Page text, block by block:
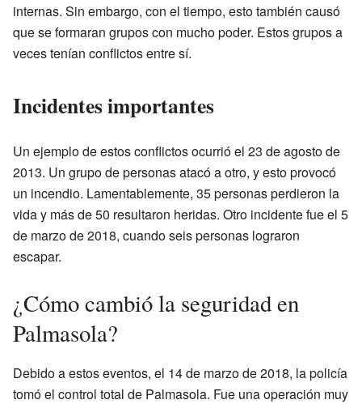
internas. Sin embargo, con el tiempo, esto también causó
que se formaran grupos con mucho poder. Estos grupos a
veces tenían conflictos entre sí.
Incidentes importantes
Un ejemplo de estos conflictos ocurrió el 23 de agosto de
2013. Un grupo de personas atacó a otro, y esto provocó
un incendio. Lamentablemente, 35 personas perdieron la
vida y más de 50 resultaron heridas. Otro incidente fue el 5
de marzo de 2018, cuando seis personas lograron
escapar.
¿Cómo cambió la seguridad en
Palmasola?
Debido a estos eventos, el 14 de marzo de 2018, la policía
tomó el control total de Palmasola. Fue una operación muy